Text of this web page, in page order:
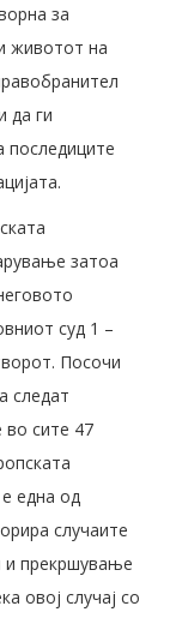
за
животот на
да ги
последиците
затоа
суд 1 –
Посочи
следат
во сите 47
една од
случаите
и прекршување
овој случај со